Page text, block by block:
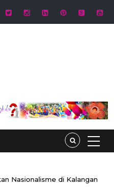
Nasionalisme di Kalangan